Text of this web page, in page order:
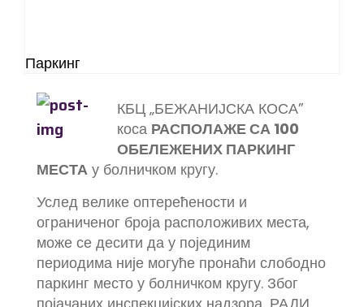
Паркинг
КБЦ „БЕЖАНИЈСКА КОСА”
коса РАСПОЛАЖЕ СА 100
ОБЕЛЕЖЕНИХ ПАРКИНГ
МЕСТА у болничком кругу.
Услед велике оптерећености и
ограниченог броја расположивих места,
може се десити да у појединим
периодима није могуће пронаћи слободно
паркинг место у болничком кругу. Због